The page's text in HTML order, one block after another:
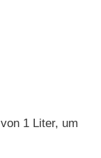
1 Liter, um